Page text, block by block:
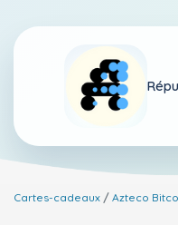
Cartes-cadeaux Azteco